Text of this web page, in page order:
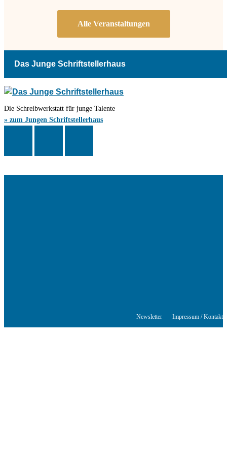
Das Junge Schriftstellerhaus
Die Schreibwerkstatt für junge Talente
» zum Jungen Schriftstellerhaus
Newsletter
Impressum / Kontakt